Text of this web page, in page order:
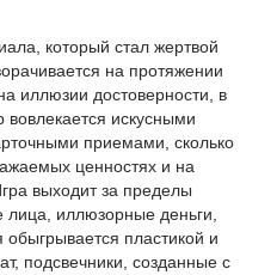
который стал жертвой
на протяжении
иллюзии достоверности, в
искусными
приемами, сколько
ценностях и на
выходит за пределы
лица, иллюзорные деньги,
пластикой и
подсвечники, созданные с